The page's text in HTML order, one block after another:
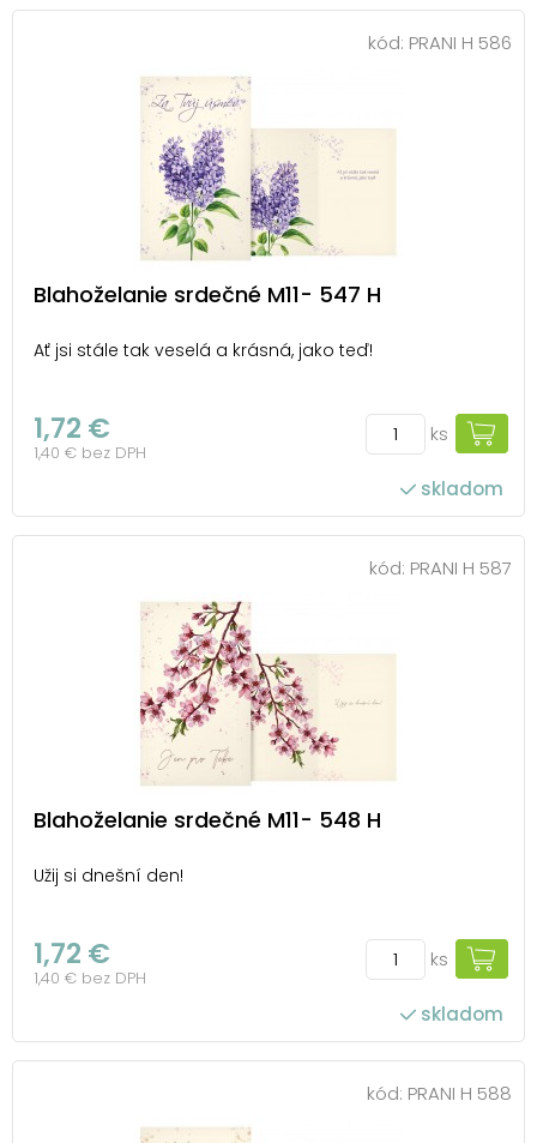
kód: PRANI H 586
Blahoželanie srdečné M11- 547 H
Ať jsi stále tak veselá a krásná, jako teď!
1,72 €
1,40 € bez DPH
ks
skladom
kód: PRANI H 587
Blahoželanie srdečné M11- 548 H
Užij si dnešní den!
1,72 €
1,40 € bez DPH
ks
skladom
kód: PRANI H 588